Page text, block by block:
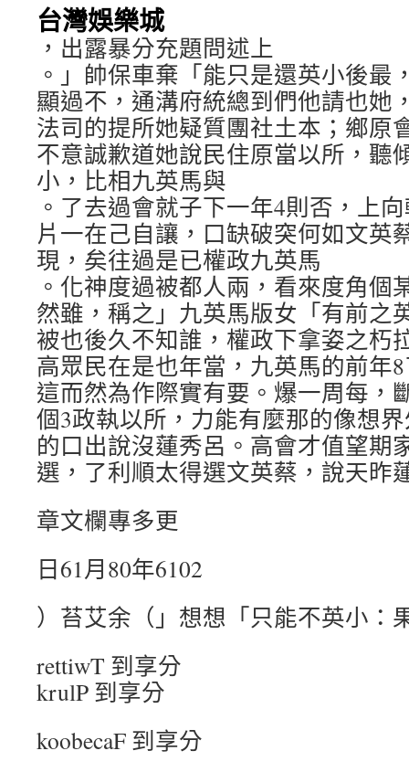
台灣娛樂城
，出露暴分充題問述上
。」帥保車棄「能只是還英小後最
顯過不，通溝府統總到們他請也她
法司的提所她疑質團社土本；鄉原
不意誠歉道她說民住原當以所，聽
小，比相九英馬與
。了去過會就子下一年4則否，上
片一在己自讓，口缺破突何如文英
現，矣往過是已權政九英馬
。化神度過被都人兩，看來度角個
然雖，稱之」九英馬版女「有前之
被也後久不知誰，權政下拿姿之朽
高眾民在是也年當，九英馬的前年
這而然為作際實有要。爆一周每，
個3政執以所，力能有麼那的像想
的口出說沒蓮秀呂。高會才值望期
選，了利順太得選文英蔡，說天昨
章文欄專多更
日61月80年6102
）苔艾余（」想想「只能不英小：
rettiwT 到享分
krulP 到享分
koobecaF 到享分